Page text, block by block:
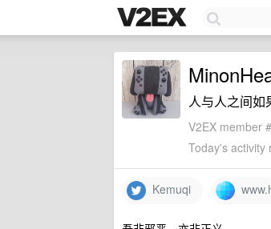
人与人之间如
V2EX member
Today's activity
Kemuqi